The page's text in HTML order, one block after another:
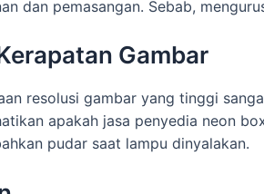
dan pemasangan. Sebab,
Gambar
resolusi gambar yang tinggi
apakah jasa penyedia neon
pudar saat lampu dinyalakan.